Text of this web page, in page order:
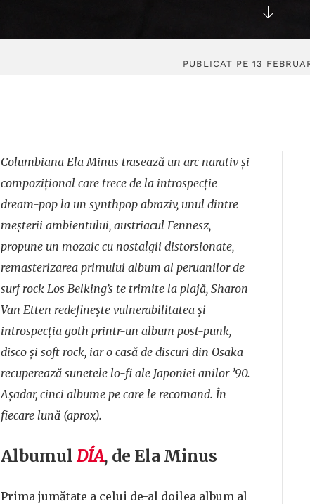
PUBLICAT PE 13
Columbiana Ela Minus trasează un arc narativ și
compozițional care trece de la introspecție
dream-pop la un synthpop abraziv, unul dintre
meșterii ambientului, austriacul Fennesz,
propune un mozaic cu nostalgii distorsionate,
remasterizarea primului album al peruanilor de
surf rock Los Belking’s te trimite la plajă, Sharon
Van Etten redefinește vulnerabilitatea și
introspecția goth printr-un album post-punk,
disco și soft rock, iar o casă de discuri din Osaka
recuperează sunetele lo-fi ale Japoniei anilor ’90.
Așadar, cinci albume pe care le recomand. În
fiecare lună (aprox).
Albumul D​Í​A, de Ela Minus
Prima jumătate a celui de-al doilea album al